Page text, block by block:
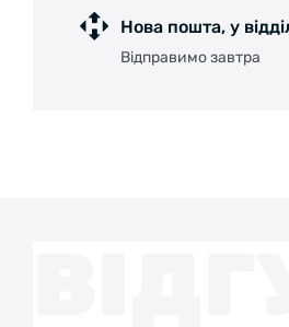
Нова пошта, у
Відправимо завтра